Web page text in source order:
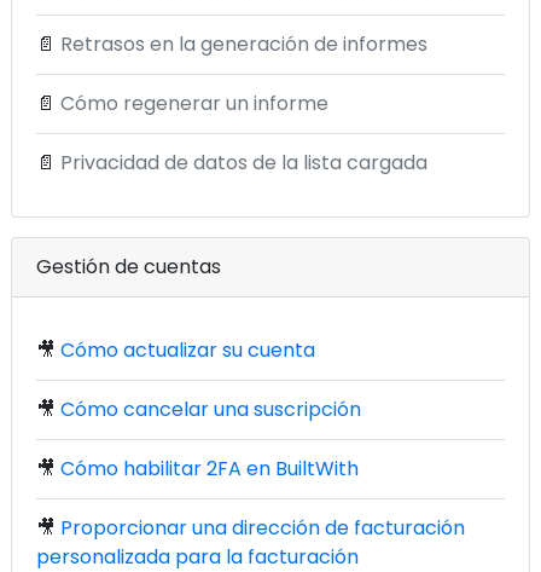
📄 Retrasos en la generación de informes
📄 Cómo regenerar un informe
📄 Privacidad de datos de la lista cargada
Gestión de cuentas
🎥 Cómo actualizar su cuenta
🎥 Cómo cancelar una suscripción
🎥 Cómo habilitar 2FA en BuiltWith
🎥 Proporcionar una dirección de facturación
personalizada para la facturación